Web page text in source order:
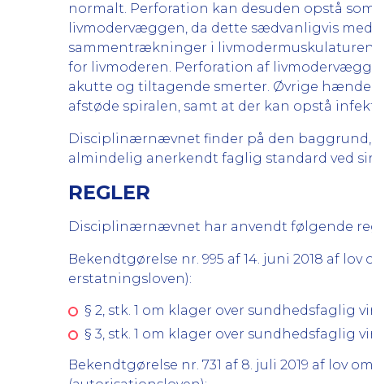
normalt. Perforation kan desuden opstå
livmodervæggen, da dette sædvanligvis
sammentrækninger i
for livmoderen. Perforation af
akutte og tiltagende smerter. Øvrige
afstøde spiralen, samt at der kan opstå
Disciplinærnævnet finder på den
almindelig anerkendt faglig standard ved
REGLER
Disciplinærnævnet har anvendt følgende
Bekendtgørelse nr. 995 af 14. juni 2018 af
erstatningsloven):
§ 2, stk. 1 om klager over sundhedsfaglig
§ 3, stk. 1 om klager over sundhedsfaglig
Bekendtgørelse nr. 731 af 8. juli 2019 af lov